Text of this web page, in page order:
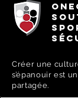
Créer une
s’épanouir est
partagée.